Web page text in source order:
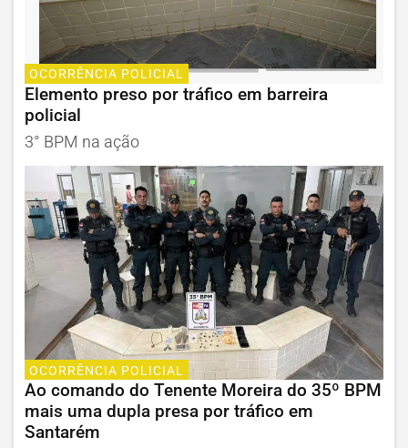
OCORRÊNCIA POLICIAL
Elemento preso por tráfico em barreira
policial
3° BPM na ação
OCORRÊNCIA POLICIAL
Ao comando do Tenente Moreira do 35º BPM
mais uma dupla presa por tráfico em
Santarém